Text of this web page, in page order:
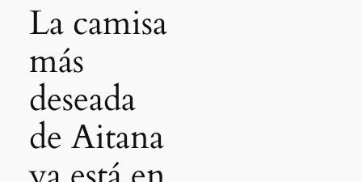
La camisa
más
deseada
de Aitana